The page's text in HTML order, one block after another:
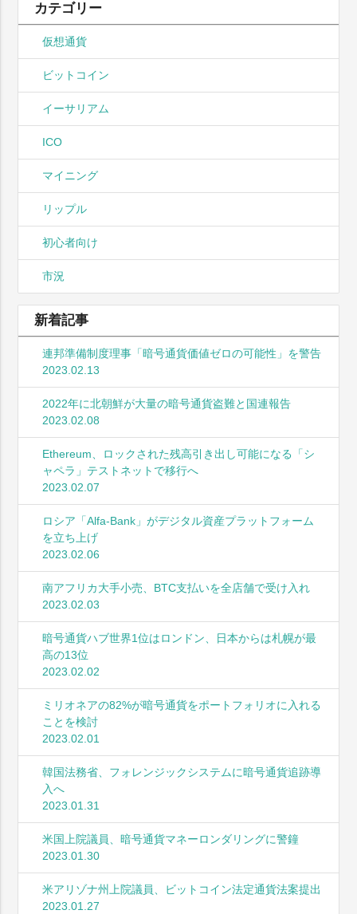
カテゴリー
仮想通貨
ビットコイン
イーサリアム
ICO
マイニング
リップル
初心者向け
市況
新着記事
連邦準備制度理事「暗号通貨価値ゼロの可能性」を警告
2023.02.13
2022年に北朝鮮が大量の暗号通貨盗難と国連報告
2023.02.08
Ethereum、ロックされた残高引き出し可能になる「シ
ャペラ」テストネットで移行へ
2023.02.07
ロシア「Alfa-Bank」がデジタル資産プラットフォーム
を立ち上げ
2023.02.06
南アフリカ大手小売、BTC支払いを全店舗で受け入れ
2023.02.03
暗号通貨ハブ世界1位はロンドン、日本からは札幌が最
高の13位
2023.02.02
ミリオネアの82%が暗号通貨をポートフォリオに入れる
ことを検討
2023.02.01
韓国法務省、フォレンジックシステムに暗号通貨追跡導
入へ
2023.01.31
米国上院議員、暗号通貨マネーロンダリングに警鐘
2023.01.30
米アリゾナ州上院議員、ビットコイン法定通貨法案提出
2023.01.27